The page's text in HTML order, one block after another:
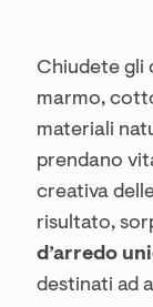
Chiudete gli
marmo,
materiali
prendano
creativa
risultato,
d’arredo
destinati ad